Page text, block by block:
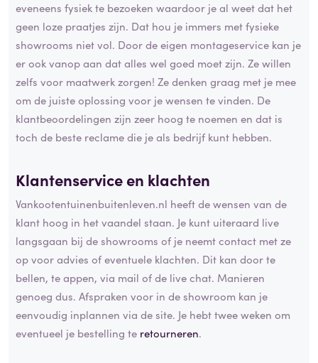
eveneens fysiek te bezoeken waardoor je al weet dat het
geen loze praatjes zijn. Dat hou je immers met fysieke
showrooms niet vol. Door de eigen montageservice kan je
er ook vanop aan dat alles wel goed moet zijn. Ze willen
zelfs voor maatwerk zorgen! Ze denken graag met je mee
om de juiste oplossing voor je wensen te vinden. De
klantbeoordelingen zijn zeer hoog te noemen en dat is
toch de beste reclame die je als bedrijf kunt hebben.
Klantenservice en klachten
Vankootentuinenbuitenleven.nl heeft de wensen van de
klant hoog in het vaandel staan. Je kunt uiteraard live
langsgaan bij de showrooms of je neemt contact met ze
op voor advies of eventuele klachten. Dit kan door te
bellen, te appen, via mail of de live chat. Manieren
genoeg dus. Afspraken voor in de showroom kan je
eenvoudig inplannen via de site. Je hebt twee weken om
eventueel je bestelling te retourneren.